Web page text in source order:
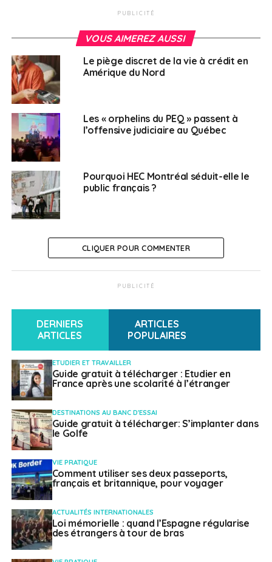
Etat d’urgence en Equateur
Rien ne va plus au Liban !
Nathalie Laville
PUBLICITÉ
VOUS AIMEREZ AUSSI
Le piège discret de la vie à crédit en
Amérique du Nord
Les « orphelins du PEQ » passent à
l’offensive judiciaire au Québec
Pourquoi HEC Montréal séduit-elle le
public français ?
CLIQUER POUR COMMENTER
PUBLICITÉ
DERNIERS
ARTICLES
ARTICLES
POPULAIRES
ETUDIER ET TRAVAILLER
Guide gratuit à télécharger : Etudier en
France après une scolarité à l’étranger
DESTINATIONS AU BANC D'ESSAI
Guide gratuit à télécharger: S’implanter dans
le Golfe
VIE PRATIQUE
Comment utiliser ses deux passeports,
français et britannique, pour voyager
ACTUALITÉS INTERNATIONALES
Loi mémorielle : quand l’Espagne régularise
des étrangers à tour de bras